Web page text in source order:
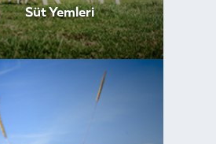
Süt Yemleri